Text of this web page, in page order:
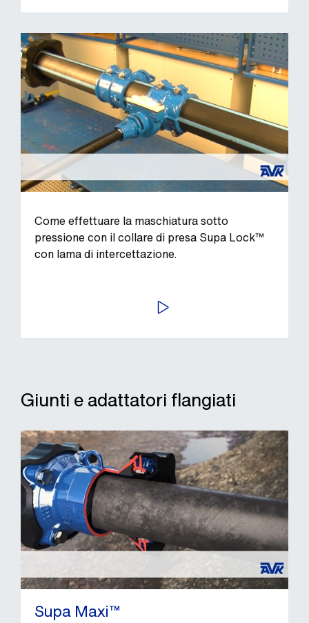
Come effettuare la maschiatura sotto
pressione con il collare di presa Supa Lock™
con lama di intercettazione.
AVVIA
Giunti e adattatori flangiati
Supa Maxi™